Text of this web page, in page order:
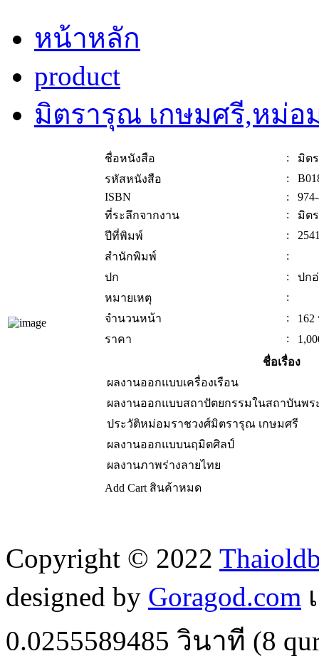
หน้าหลัก
product
มิตรารุณ เกษมศรี,หม่อ
ชื่อหนังสือ :
มิต
รหัสหนังสือ
:
ISBN
:
ที่ระลึกจากงาน
:
มิต
ปีที่พิมพ์
:
สำนักพิมพ์
:
ปก
:
ปก
หมายเหตุ
:
จำนวนหน้า
:
ราคา
:
ชื่อเรื่อง
ผลงานออกแบบเครื่องเรือน
ผลงานออกแบบสถาปัตยกรรมในสถาบันพ
ประวัติหม่อมราชวงศ์มิตรารุณ เกษมศรี
ผลงานออกแบบนฤมิตศิลป์
ผลงานภาพร่างลายไทย
Add Cart สินค้าหมด
Copyright © 2022
designed by Goragod.com
0.0255589485 วินาที (8